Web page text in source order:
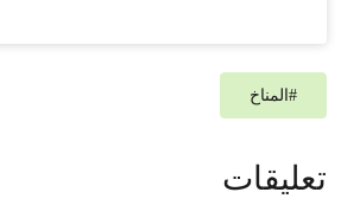
# المناخ
تعليقات